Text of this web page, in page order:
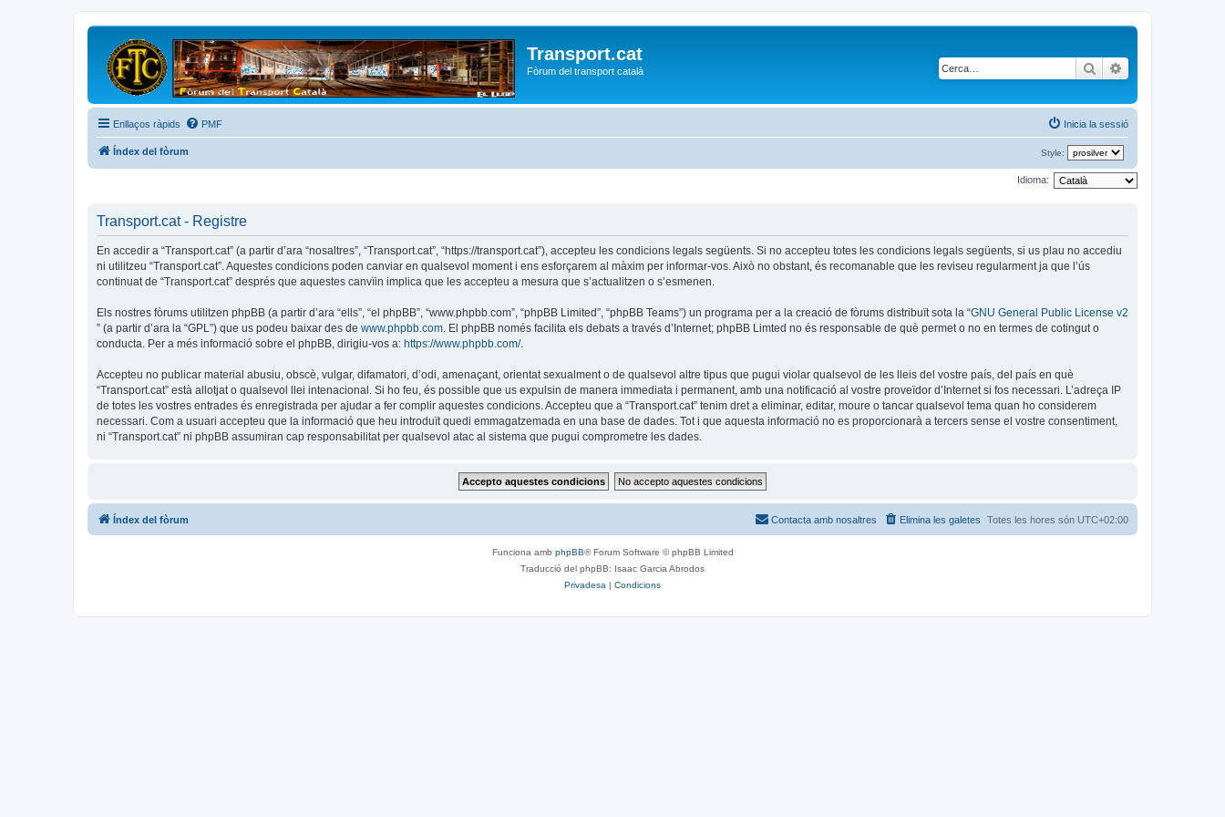
Transport.cat
Fòrum del transport català Cerca
Enllaços ràpids PMF Inicia la sessió
Índex del fòrum Style:
Idioma:
Transport.cat - Registre
En accedir a “Transport.cat” (a partir d’ara “nosaltres”, “Transport.cat”, “https://transport.cat”), accepteu les condicions legals següents. Si no accepteu totes les condicions legals següents, si us plau no accediu
ni utilitzeu “Transport.cat”. Aquestes condicions poden canviar en qualsevol moment i ens esforçarem al màxim per informar-vos. Això no obstant, és recomanable que les reviseu regularment ja que l’ús
continuat de “Transport.cat” després que aquestes canvïin implica que les accepteu a mesura que s’actualitzen o s’esmenen.
Els nostres fòrums utilitzen phpBB (a partir d’ara “ells”, “el phpBB”, “www.phpbb.com”, “phpBB Limited”, “phpBB Teams”) un programa per a la creació de fòrums distribuït sota la “GNU General Public License v2
” (a partir d’ara la “GPL”) que us podeu baixar des de www.phpbb.com. El phpBB només facilita els debats a través d’Internet; phpBB Limted no és responsable de què permet o no en termes de cotingut o
conducta. Per a més informació sobre el phpBB, dirigiu-vos a: https://www.phpbb.com/.
Accepteu no publicar material abusiu, obscè, vulgar, difamatori, d’odi, amenaçant, orientat sexualment o de qualsevol altre tipus que pugui violar qualsevol de les lleis del vostre país, del país en què
“Transport.cat” està allotjat o qualsevol llei intenacional. Si ho feu, és possible que us expulsin de manera immediata i permanent, amb una notificació al vostre proveïdor d’Internet si fos necessari. L’adreça IP
de totes les vostres entrades és enregistrada per ajudar a fer complir aquestes condicions. Accepteu que a “Transport.cat” tenim dret a eliminar, editar, moure o tancar qualsevol tema quan ho considerem
necessari. Com a usuari accepteu que la informació que heu introduït quedi emmagatzemada en una base de dades. Tot i que aquesta informació no es proporcionarà a tercers sense el vostre consentiment,
ni “Transport.cat” ni phpBB assumiran cap responsabilitat per qualsevol atac al sistema que pugui comprometre les dades.
Índex del fòrum Totes les hores són UTC+02:00
Elimina les galetes
Contacta amb nosaltres
Funciona amb phpBB® Forum Software © phpBB Limited
Traducció del phpBB: Isaac Garcia Abrodos
Privadesa | Condicions